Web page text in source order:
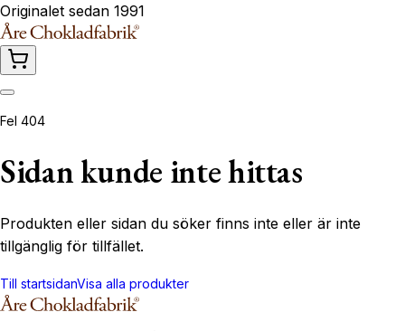
Originalet sedan 1991
Fel 404
Sidan kunde inte hittas
Produkten eller sidan du söker finns inte eller är inte
tillgänglig för tillfället.
Till startsidanVisa alla produkter